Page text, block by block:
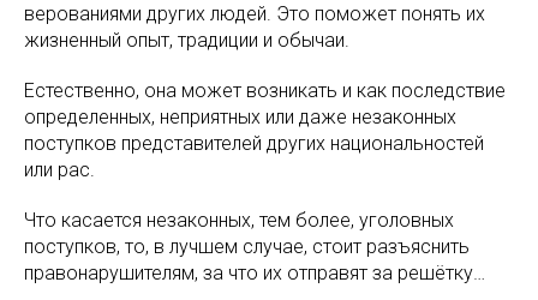
верованиями других людей. Это поможет понять их
жизненный опыт, традиции и обычаи.
Естественно, она может возникать и как последствие
определенных, неприятных или даже незаконных
поступков представителей других национальностей
или рас.
Что касается незаконных, тем более, уголовных
поступков, то, в лучшем случае, стоит разъяснить
правонарушителям, за что их отправят за решётку…